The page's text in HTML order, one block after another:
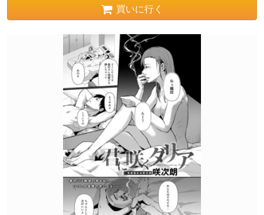
買いに行く